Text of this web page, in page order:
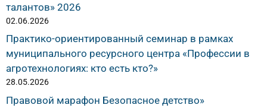
талантов» 2026
02.06.2026
Практико-ориентированный семинар в рамках
муниципального ресурсного центра «Профессии в
агротехнологиях: кто есть кто?»
28.05.2026
Правовой марафон Безопасное детство»